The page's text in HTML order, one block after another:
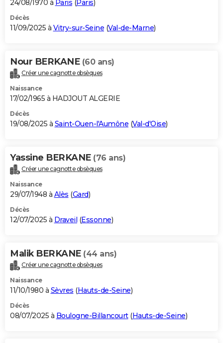
24/08/1970 à Paris (Paris)
Décès
11/09/2025 à Vitry-sur-Seine (Val-de-Marne)
Nour BERKANE (60 ans)
Créer une cagnotte obsèques
Naissance
17/02/1965 à HADJOUT ALGERIE
Décès
19/08/2025 à Saint-Ouen-l'Aumône (Val-d'Oise)
Yassine BERKANE (76 ans)
Créer une cagnotte obsèques
Naissance
29/07/1948 à Alès (Gard)
Décès
12/07/2025 à Draveil (Essonne)
Malik BERKANE (44 ans)
Créer une cagnotte obsèques
Naissance
11/10/1980 à Sèvres (Hauts-de-Seine)
Décès
08/07/2025 à Boulogne-Billancourt(Hauts-de-Seine)